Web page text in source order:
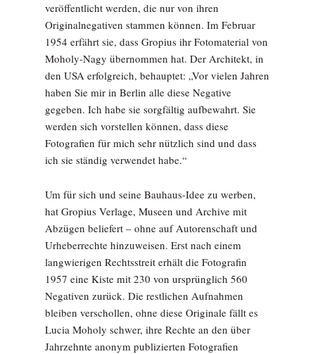
veröffentlicht werden, die nur von ihren
Originalnegativen stammen können. Im Februar
1954 erfährt sie, dass Gropius ihr Fotomaterial von
Moholy-Nagy übernommen hat. Der Architekt, in
den USA erfolgreich, behauptet: „Vor vielen Jahren
haben Sie mir in Berlin alle diese Negative
gegeben. Ich habe sie sorgfältig aufbewahrt. Sie
werden sich vorstellen können, dass diese
Fotografien für mich sehr nützlich sind und dass
ich sie ständig verwendet habe.“
Um für sich und seine Bauhaus-Idee zu werben,
hat Gropius Verlage, Museen und Archive mit
Abzügen beliefert – ohne auf Autorenschaft und
Urheberrechte hinzuweisen. Erst nach einem
langwierigen Rechtsstreit erhält die Fotografin
1957 eine Kiste mit 230 von ursprünglich 560
Negativen zurück. Die restlichen Aufnahmen
bleiben verschollen, ohne diese Originale fällt es
Lucia Moholy schwer, ihre Rechte an den über
Jahrzehnte anonym publizierten Fotografien